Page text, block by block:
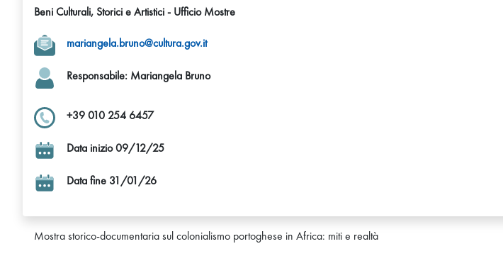
Beni Culturali, Storici e Artistici - Ufficio Mostre
mariangela.bruno@cultura.gov.it
Responsabile: Mariangela Bruno
+39 010 254 6457
Data inizio 09/12/25
Data fine 31/01/26
Mostra storico-documentaria sul colonialismo portoghese in Africa: miti e realtà